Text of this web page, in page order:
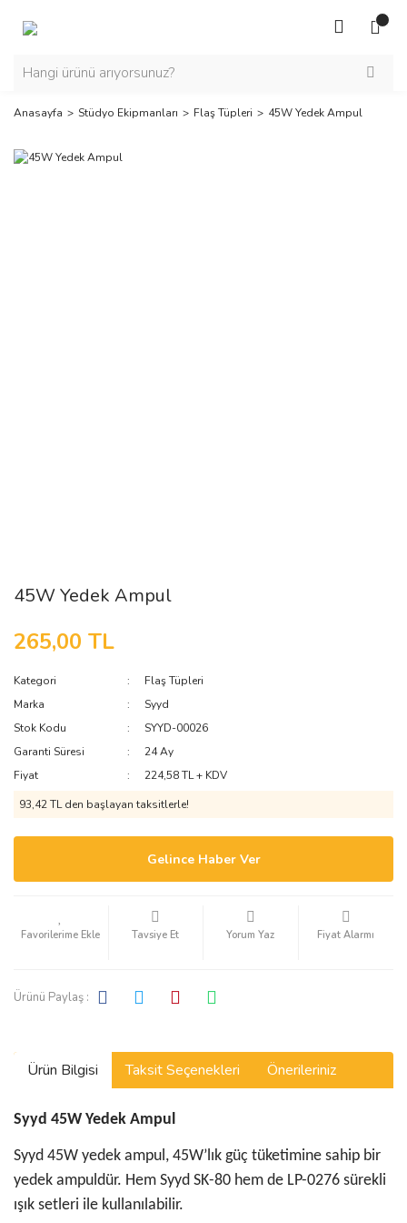
Anasayfa Stüdyo Ekipmanları Flaş Tüpleri 45W Yedek Ampul
45W Yedek Ampul
265,00 TL
Kategori
Flaş Tüpleri
Marka
Syyd
Stok Kodu
SYYD-00026
Garanti Süresi
24 Ay
Fiyat
224,58 TL + KDV
93,42 TL den başlayan taksitlerle!
Gelince Haber Ver
Tavsiye Et Yorum Yaz Fiyat Alarmı
Ürünü Paylaş :
Ürün Bilgisi Taksit Seçenekleri Önerileriniz
Syyd 45W Yedek Ampul
Syyd 45W yedek ampul, 45W’lık güç tüketimine sahip bir
yedek ampuldür. Hem Syyd SK-80 hem de LP-0276 sürekli
ışık setleri ile kullanılabilir.